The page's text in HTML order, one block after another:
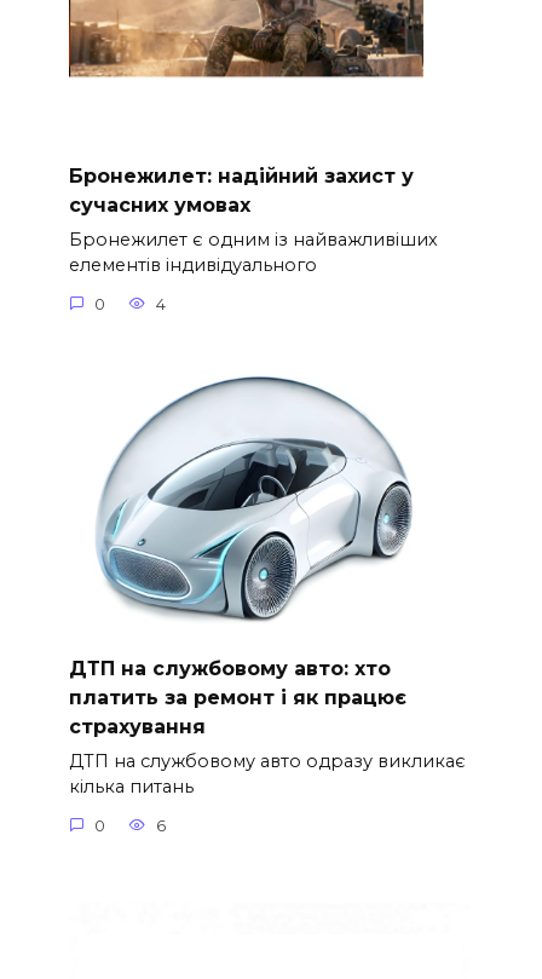
Бронежилет: надійний захист у
сучасних умовах
Бронежилет є одним із найважливіших
елементів індивідуального
0 4
ДТП на службовому авто: хто
платить за ремонт і як працює
страхування
ДТП на службовому авто одразу викликає
кілька питань
0 6